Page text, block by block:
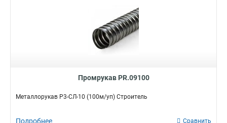
Промрукав PR.09100
Металлорукав Р3-СЛ-10 (100м/уп) Строитель
Подробнее Сравнить